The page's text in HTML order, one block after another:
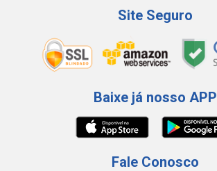
Site Seguro
Baixe já nosso APP
Fale Conosco